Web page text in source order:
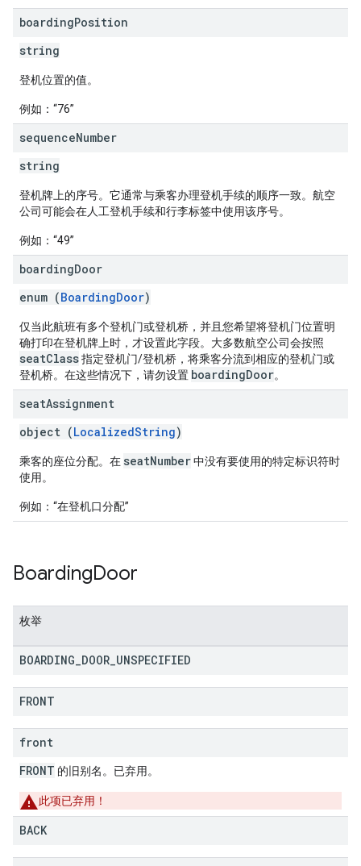
boardingPosition
string
登机位置的值。
例如：“76”
sequenceNumber
string
登机牌上的序号。它通常与乘客办理登机手续的顺序一致。航空
公司可能会在人工登机手续和行李标签中使用该序号。
例如：“49”
boardingDoor
enum (BoardingDoor)
仅当此航班有多个登机门或登机桥，并且您希望将登机门位置明
确打印在登机牌上时，才设置此字段。大多数航空公司会按照
seatClass指定登机门/登机桥，将乘客分流到相应的登机门或
登机桥。在这些情况下，请勿设置 boardingDoor。
seatAssignment
object (LocalizedString)
乘客的座位分配。在 seatNumber中没有要使用的特定标识符时
使用。
例如：“在登机口分配”
BoardingDoor
枚举
BOARDING DOOR UNSPECIFIED
FRONT
front
FRONT 的旧别名。已弃用。
此项已弃用！
BACK